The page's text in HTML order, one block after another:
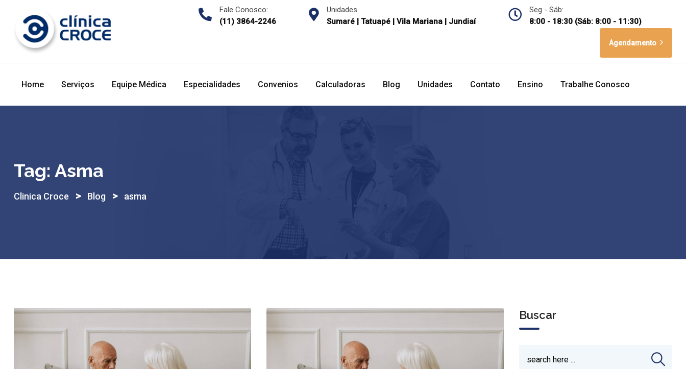
content
Fale Conosco:
(11) 3864-2246
Unidades
Sumaré | Tatuapé | Vila Mariana | Jundiaí
Seg - Sáb:
8:00 - 18:30 (Sáb: 8:00 - 11:30)
Agendamento
Home Serviços Equipe Médica Especialidades Convenios Calculadoras Blog Unidades Contato Ensino Trabalhe Conosco
Tag: Asma
Clinica Croce > Blog > asma
Buscar